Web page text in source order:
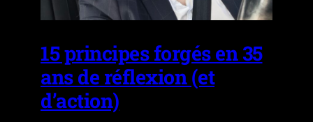
15 principes forgés en 35
ans de réflexion (et
d’action)